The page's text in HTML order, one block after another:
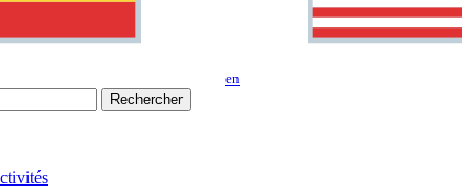
en
Rechercher